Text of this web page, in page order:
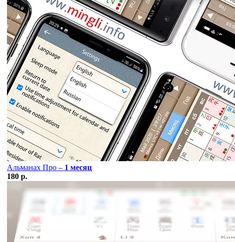
Альманах Про – 1 месяц
180 р.